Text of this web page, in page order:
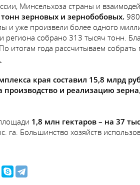
Минсельхоза страны и
зерновых и зернобобовых.
и уже произвели более одного
собрано 313 тысяч тонн.
итогам года рассчитываем собрать
края составил 15,8 млрд
производство и реализацию зерна
1,8 млн гектаров – на 37
га. Большинство хозяйств